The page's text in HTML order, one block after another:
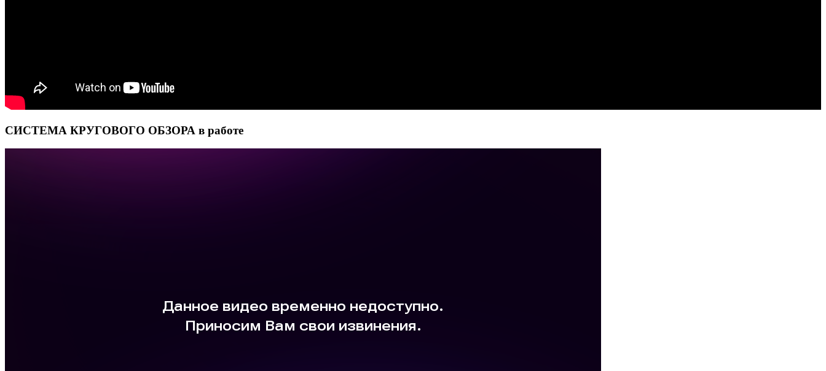
СИСТЕМА КРУГОВОГО ОБЗОРА в работе